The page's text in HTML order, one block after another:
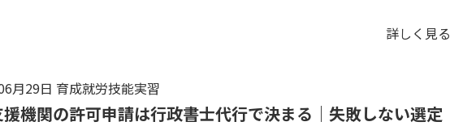
詳しく見る
月29日 育成就労技能実習
機関の許可申請は行政書士代行で決まる｜失敗しない選定